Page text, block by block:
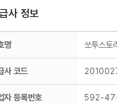
사 정보
명 쏘투스
사 코드
자 등록번호 592-